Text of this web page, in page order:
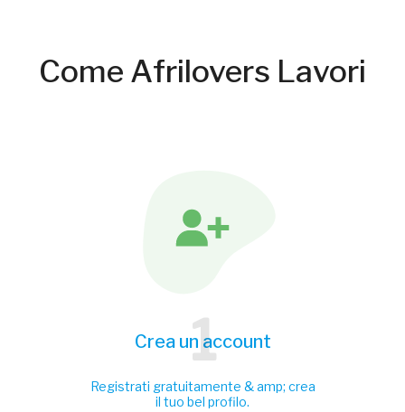
Come Afrilovers Lavori
Crea un account
1
Registrati gratuitamente & amp; crea
il tuo bel profilo.